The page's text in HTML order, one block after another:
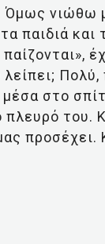
Όμως νιώθω
παιδιά και
λείπει;
στο
πλευρό του.
προσέχει.